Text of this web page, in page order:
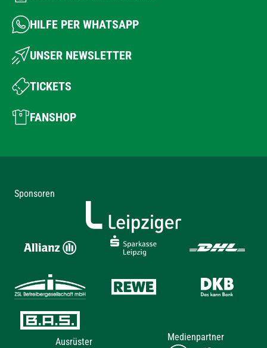
HILFE PER WHATSAPP
UNSER NEWSLETTER
TICKETS
FANSHOP
Sponsoren
Ausrüster Medienpartner